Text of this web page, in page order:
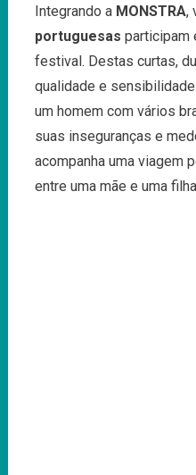
E
‘Algo
Que
Dois
Destaques
Da
Competição
Integrando a MONSTRA,
portuguesas participam
festival. Destas curtas,
qualidade e
um homem com vários
suas inseguranças e
acompanha uma viagem
entre uma mãe e uma